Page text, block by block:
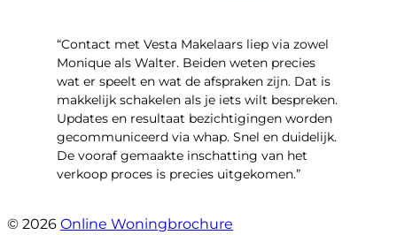
“Contact met Vesta Makelaars liep via zowel
Monique als Walter. Beiden weten precies
wat er speelt en wat de afspraken zijn. Dat is
makkelijk schakelen als je iets wilt bespreken.
Updates en resultaat bezichtigingen worden
gecommuniceerd via whap. Snel en duidelijk.
De vooraf gemaakte inschatting van het
verkoop proces is precies uitgekomen.”
© 2026 Online Woningbrochure